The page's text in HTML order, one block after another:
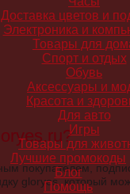
покупателем,
gloryes, который
Доставка цветов и
Электроника и
Товары для
Спорт и отдых
Обувь
Аксессуары и
Красота и
Для авто
Игры
Товары для
Лучшие промокоды
Блог
Помощь